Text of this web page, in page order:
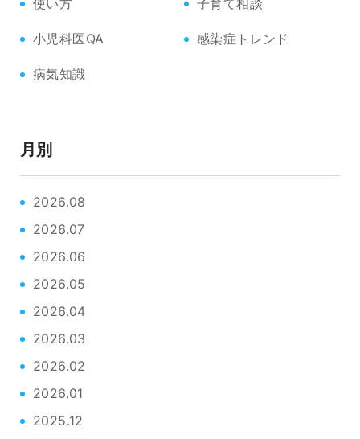
使い方 子育て相談
小児科医QA 感染症トレンド
病気知識
月別
2026.08
2026.07
2026.06
2026.05
2026.04
2026.03
2026.02
2026.01
2025.12